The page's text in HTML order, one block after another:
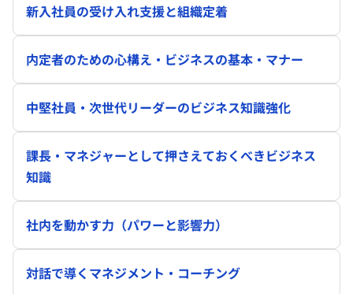
新入社員の受け入れ支援と組織定着
内定者のための心構え・ビジネスの基本・マナー
中堅社員・次世代リーダーのビジネス知識強化
課長・マネジャーとして押さえておくべきビジネス
知識
社内を動かす力（パワーと影響力）
対話で導くマネジメント・コーチング